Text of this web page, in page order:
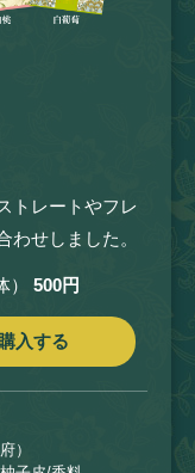
トレートやフレ
わせしました。
） 500円
入する
）